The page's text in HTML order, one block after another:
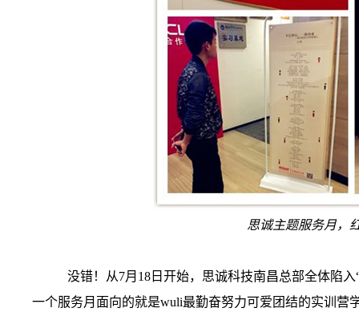
思诚主题服务月，
没错！从7月18日开始，思诚科技南昌总部全体陷
一个服务月面向的就是wuli最勤奋努力可爱团结的实训营